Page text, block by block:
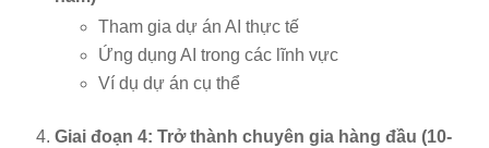
Tham gia dự án AI thực tế
Ứng dụng AI trong các lĩnh vực
Ví dụ dự án cụ thể
Giai đoạn 4: Trở thành chuyên gia hàng đầu (10-